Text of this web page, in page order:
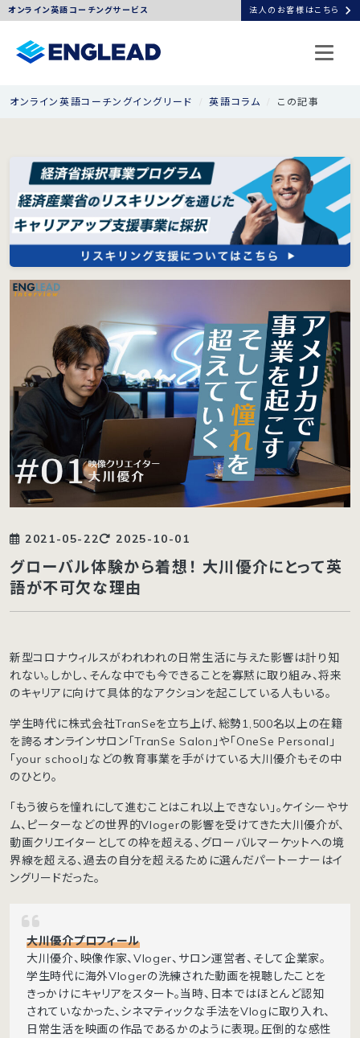
オンライン英語コーチングサービス 法人のお客様はこちら chevron_right
オンライン英語コーチングイングリード 英語コラム この記事
2021-05-22 2025-10-01
グローバル体験から着想！ 大川優介にとって英
語が不可欠な理由
新型コロナウィルスがわれわれの日常生活に与えた影響は計り知
れない。しかし、そんな中でも今できることを寡黙に取り組み、将来
のキャリアに向けて具体的なアクションを起こしている人もいる。
学生時代に株式会社TranSeを立ち上げ、総勢1,500名以上の在籍
を誇るオンラインサロン「TranSe Salon」や「OneSe Personal」
「your school」などの教育事業を手がけている大川優介もその中
のひとり。
「もう彼らを憧れにして進むことはこれ以上できない」。ケイシーやサ
ム、ピーターなどの世界的Vlogerの影響を受けてきた大川優介が、
動画クリエイターとしての枠を超える、グローバルマーケットへの境
界線を超える、過去の自分を超えるために選んだパートーナーはイ
ングリードだった。
大川優介プロフィール
大川優介、映像作家、Vloger、サロン運営者、そして企業家。
学生時代に海外Vlogerの洗練された動画を視聴したことを
きっかけにキャリアをスタート。当時、日本ではほとんど認知
されていなかった、シネマティックな手法をVlogに取り入れ、
日常生活を映画の作品であるかのように表現。圧倒的な感性